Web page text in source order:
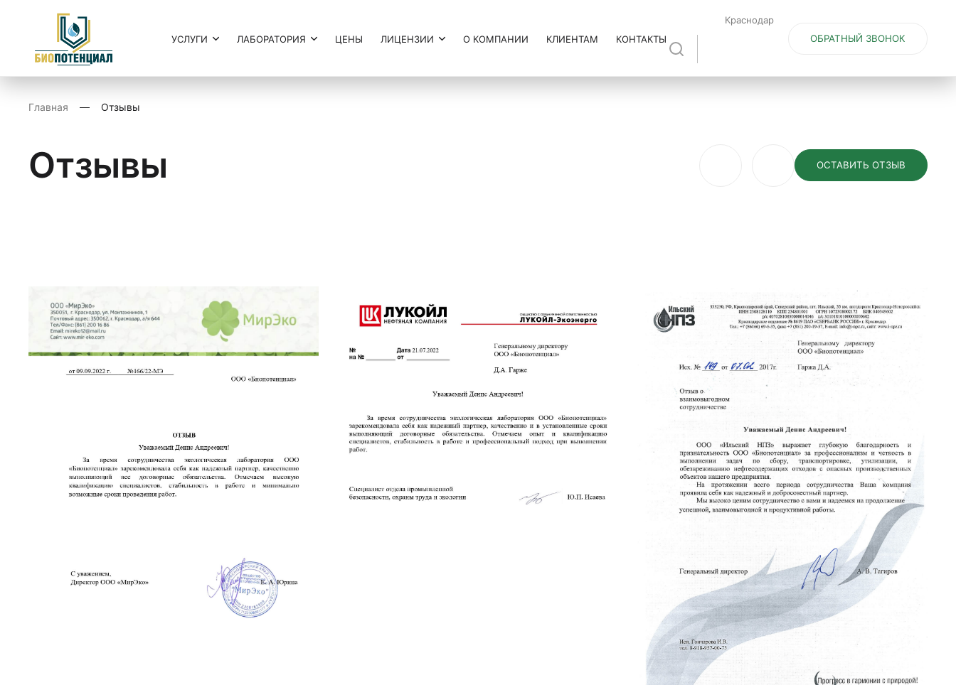
УСЛУГИ ЛАБОРАТОРИЯ ЦЕНЫ ЛИЦЕНЗИИ О КОМПАНИИ КЛИЕНТАМ КОНТАКТЫ
Краснодар
ОБРАТНЫЙ ЗВОНОК
Главная Отзывы
Отзывы ОСТАВИТЬ ОТЗЫВ